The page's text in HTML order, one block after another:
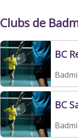
Clubs de
BC
BC